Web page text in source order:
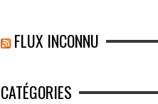
FLUX INCONNU
CATÉGORIES